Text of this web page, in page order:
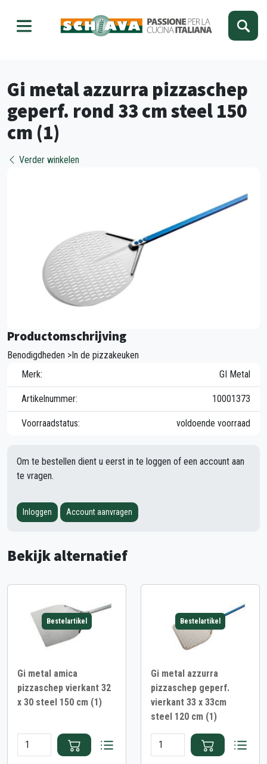
Gi metal azzurra pizzaschep
geperf. rond 33 cm steel 150
cm (1)
Verder winkelen
Productomschrijving
Benodigdheden >In de pizzakeuken
Merk:
GI Metal
Artikelnummer: 10001373
Voorraadstatus: voldoende voorraad
Om te bestellen dient u eerst in te loggen of een account aan
te vragen.
Inloggen Account aanvragen
Bekijk alternatief
Bestelartikel
Gi metal amica
pizzaschep vierkant 32
x 30 steel 150 cm (1)
Bestelartikel
Gi metal azzurra
pizzaschep geperf.
vierkant 33 x 33cm
steel 120 cm (1)